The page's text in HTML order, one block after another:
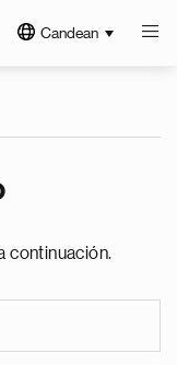
Candean
continuación.